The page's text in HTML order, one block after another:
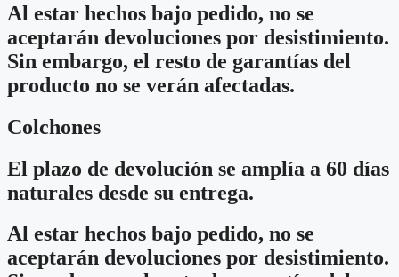
Al estar hechos bajo pedido, no se
aceptarán devoluciones por desistimiento.
Sin embargo, el resto de garantías del
producto no se verán afectadas.
Colchones
El plazo de devolución se amplía a 60 días
naturales desde su entrega.
Al estar hechos bajo pedido, no se
aceptarán devoluciones por desistimiento.